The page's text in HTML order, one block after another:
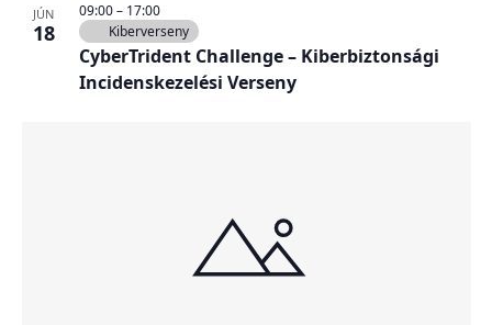
JÚN
18
CyberTrident Challenge – Kiberbiztonsági
Incidenskezelési Verseny
09:00– 17:00
Kiberverseny